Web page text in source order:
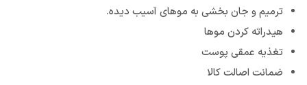
ترمیم و جان بخشی به موهای آسیب دیده.
هیدراته کردن موها
تغذیه عمقی پوست
ضمانت اصالت کالا